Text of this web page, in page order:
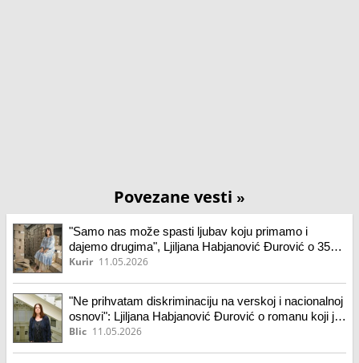
Povezane vesti »
"Samo nas može spasti ljubav koju primamo i
dajemo drugima", Ljiljana Habjanović Đurović o 35
godina od prvog izdanja romana "Ana Marija me nije
Kurir 11.05.2026
"Ne prihvatam diskriminaciju na verskoj i nacionalnoj
osnovi": Ljiljana Habjanović Đurović o romanu koji je
nastao iz ličnog iskustva
Blic 11.05.2026